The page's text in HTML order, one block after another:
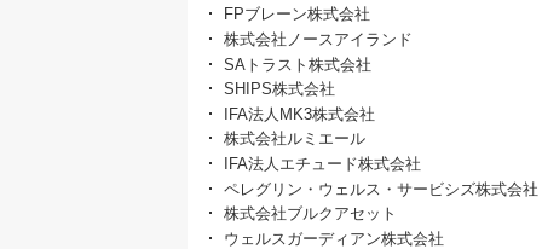
FPブレーン株式会社
株式会社ノースアイランド
SAトラスト株式会社
SHIPS株式会社
IFA法人MK3株式会社
株式会社ルミエール
IFA法人エチュード株式会社
ペレグリン・ウェルス・サービシズ株式会社
株式会社ブルクアセット
ウェルスガーディアン株式会社